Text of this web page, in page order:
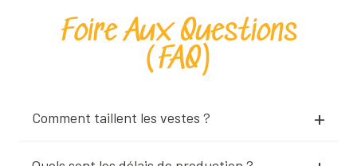
Foire Aux Questions
(FAQ)
Comment taillent les vestes ?